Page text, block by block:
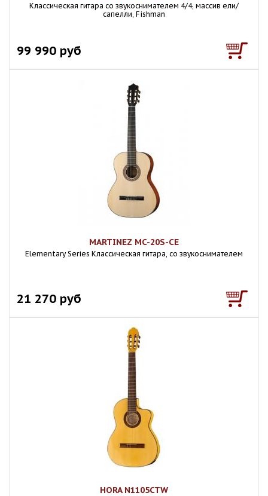
Классическая гитара со звукоснимателем 4/4, массив ели/
сапелли, Fishman
99 990 руб
MARTINEZ MC-20S-CE
Elementary Series Классическая гитара, со звукоснимателем
21 270 руб
HORA N1105CTW